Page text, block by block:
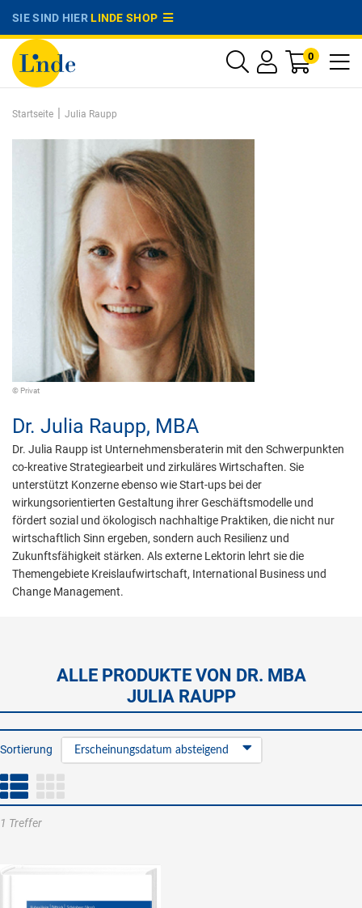
SIE SIND HIERLINDE SHOP
0
Startseite | Julia Raupp
© Privat
Dr. Julia Raupp, MBA
Dr. Julia Raupp ist Unternehmensberaterin mit den Schwerpunkten
co-kreative Strategiearbeit und zirkuläres Wirtschaften. Sie
unterstützt Konzerne ebenso wie Start-ups bei der
wirkungsorientierten Gestaltung ihrer Geschäftsmodelle und
fördert sozial und ökologisch nachhaltige Praktiken, die nicht nur
wirtschaftlich Sinn ergeben, sondern auch Resilienz und
Zukunftsfähigkeit stärken. Als externe Lektorin lehrt sie die
Themengebiete Kreislaufwirtschaft, International Business und
Change Management.
ALLE PRODUKTE VON DR. MBA
JULIA RAUPP
Sortierung Erscheinungsdatum absteigend
1 Treffer